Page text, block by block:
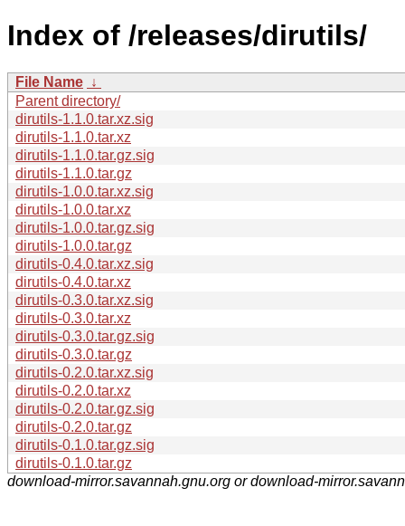
Index of /releases/dirutils/
File Name ↓
Parent directory/
dirutils-1.1.0.tar.xz.sig
dirutils-1.1.0.tar.xz
dirutils-1.1.0.tar.gz.sig
dirutils-1.1.0.tar.gz
dirutils-1.0.0.tar.xz.sig
dirutils-1.0.0.tar.xz
dirutils-1.0.0.tar.gz.sig
dirutils-1.0.0.tar.gz
dirutils-0.4.0.tar.xz.sig
dirutils-0.4.0.tar.xz
dirutils-0.3.0.tar.xz.sig
dirutils-0.3.0.tar.xz
dirutils-0.3.0.tar.gz.sig
dirutils-0.3.0.tar.gz
dirutils-0.2.0.tar.xz.sig
dirutils-0.2.0.tar.xz
dirutils-0.2.0.tar.gz.sig
dirutils-0.2.0.tar.gz
dirutils-0.1.0.tar.gz.sig
dirutils-0.1.0.tar.gz
download-mirror.savannah.gnu.org or download-